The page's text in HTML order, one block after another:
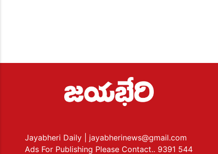
Jayabheri Daily
| jayabherinews@gmail.com
Ads For Publishing Please Contact.. 9391 544